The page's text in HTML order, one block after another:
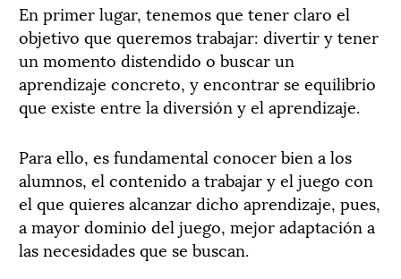
En primer lugar, tenemos que tener claro el
objetivo que queremos trabajar: divertir y tener
un momento distendido o buscar un
aprendizaje concreto, y encontrar se equilibrio
que existe entre la diversión y el aprendizaje.
Para ello, es fundamental conocer bien a los
alumnos, el contenido a trabajar y el juego con
el que quieres alcanzar dicho aprendizaje, pues,
a mayor dominio del juego, mejor adaptación a
las necesidades que se buscan.